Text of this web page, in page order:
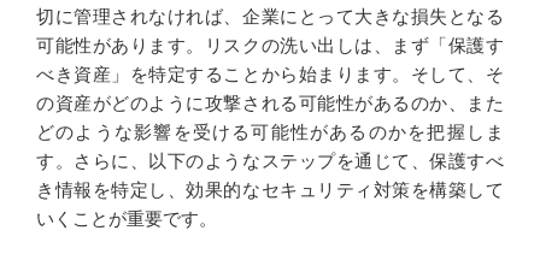
切に管理されなければ、企業にとって大きな損失となる
可能性があります。リスクの洗い出しは、まず「保護す
べき資産」を特定することから始まります。そして、そ
の資産がどのように攻撃される可能性があるのか、また
どのような影響を受ける可能性があるのかを把握しま
す。さらに、以下のようなステップを通じて、保護すべ
き情報を特定し、効果的なセキュリティ対策を構築して
いくことが重要です。